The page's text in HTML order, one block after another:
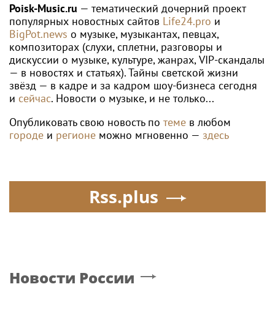
Poisk-Music.ru — тематический дочерний проект
популярных новостных сайтов Life24.pro и
BigPot.news о музыке, музыкантах, певцах,
композиторах (слухи, сплетни, разговоры и
дискуссии о музыке, культуре, жанрах, VIP-скандалы
— в новостях и статьях). Тайны светской жизни
звёзд — в кадре и за кадром шоу-бизнеса сегодня
и сейчас. Новости о музыке, и не только...
Опубликовать свою новость по теме в любом
городе и регионе можно мгновенно — здесь
Rss.plus
Новости России